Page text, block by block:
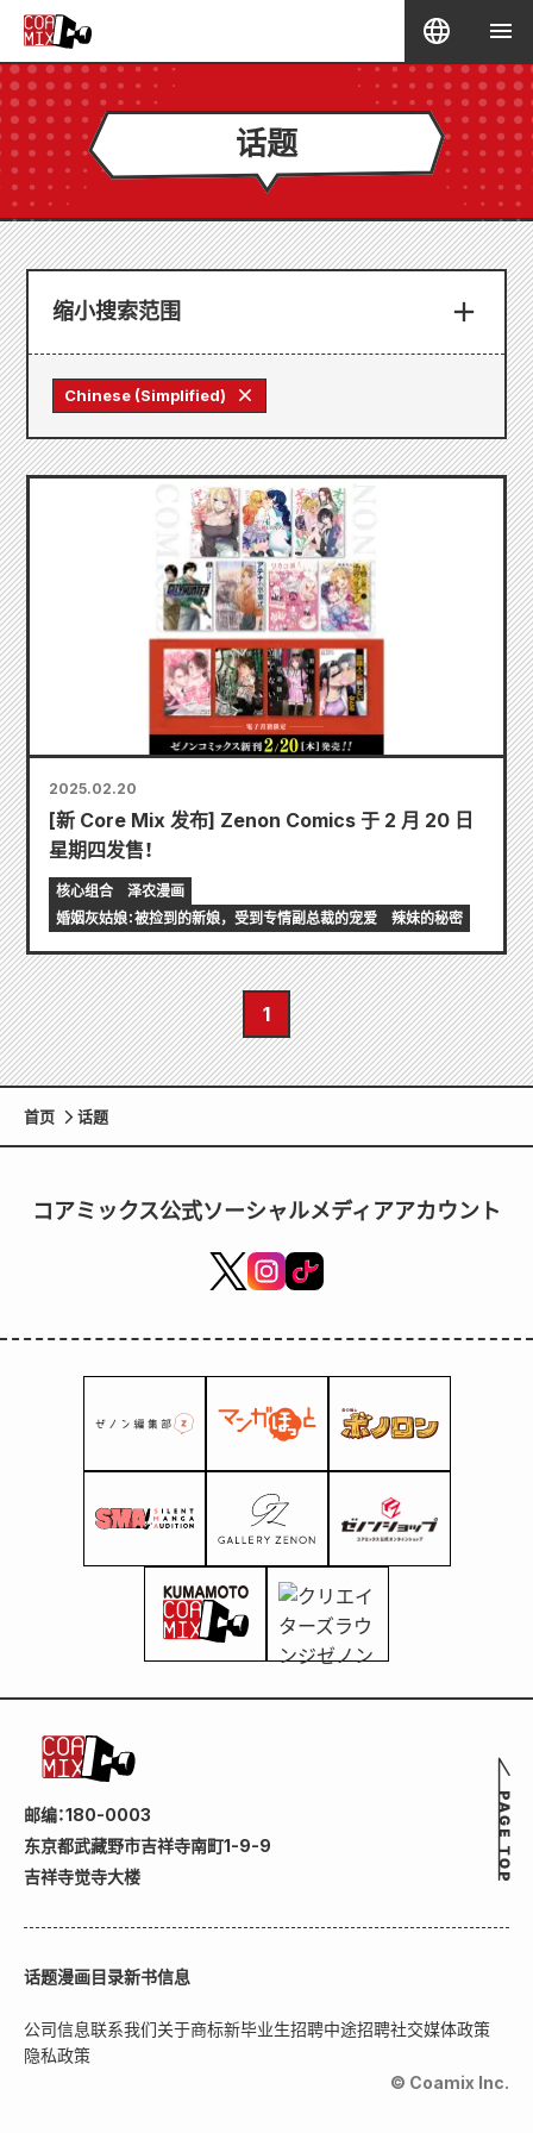
话题
缩小搜索范围
Chinese (Simplified)
2025.02.20
[新 Core Mix 发布] Zenon Comics 于 2 月 20 日
星期四发售！
核心组合
泽农漫画
婚姻灰姑娘：被捡到的新娘，受到专情副总裁的宠爱
辣妹的秘密
1
首页 话题
コアミックス公式ソーシャルメディアアカウント
邮编：180-0003
东京都武藏野市吉祥寺南町1-9-9
吉祥寺觉寺大楼
话题漫画目录新书信息
公司信息联系我们关于商标新毕业生招聘中途招聘社交媒体政策
隐私政策
© Coamix Inc.